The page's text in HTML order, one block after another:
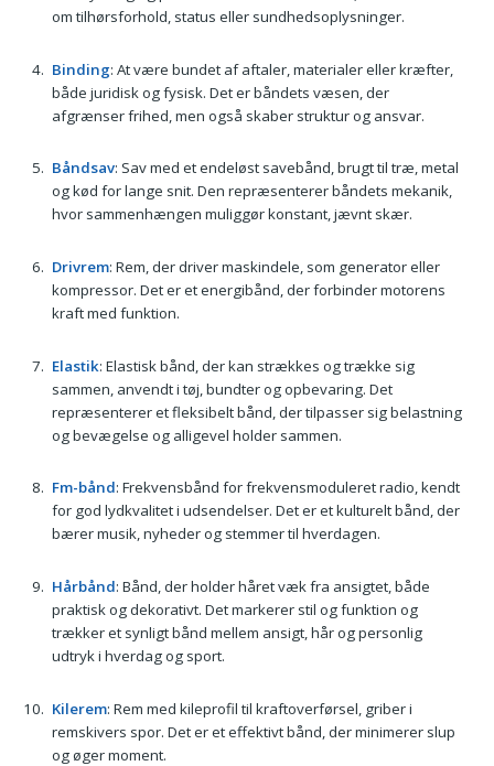
om tilhørsforhold, status eller sundhedsoplysninger.
Binding: At være bundet af aftaler, materialer eller kræfter,
både juridisk og fysisk. Det er båndets væsen, der
afgrænser frihed, men også skaber struktur og ansvar.
Båndsav: Sav med et endeløst savebånd, brugt til træ, metal
og kød for lange snit. Den repræsenterer båndets mekanik,
hvor sammenhængen muliggør konstant, jævnt skær.
Drivrem: Rem, der driver maskindele, som generator eller
kompressor. Det er et energibånd, der forbinder motorens
kraft med funktion.
Elastik: Elastisk bånd, der kan strækkes og trække sig
sammen, anvendt i tøj, bundter og opbevaring. Det
repræsenterer et fleksibelt bånd, der tilpasser sig belastning
og bevægelse og alligevel holder sammen.
Fm-bånd: Frekvensbånd for frekvensmoduleret radio, kendt
for god lydkvalitet i udsendelser. Det er et kulturelt bånd, der
bærer musik, nyheder og stemmer til hverdagen.
Hårbånd: Bånd, der holder håret væk fra ansigtet, både
praktisk og dekorativt. Det markerer stil og funktion og
trækker et synligt bånd mellem ansigt, hår og personlig
udtryk i hverdag og sport.
Kilerem: Rem med kileprofil til kraftoverførsel, griber i
remskivers spor. Det er et effektivt bånd, der minimerer slup
og øger moment.